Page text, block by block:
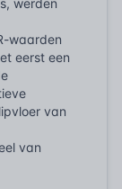
waarden
eerst een
van
van